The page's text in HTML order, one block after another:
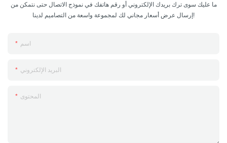
ما عليك سوى ترك بريدك الإلكتروني أو رقم هاتفك في نموذج الاتصال حتى نتمكن من
إرسال عرض أسعار مجاني لك لمجموعة واسعة من التصاميم لدينا!
اسم
البريد الإلكتروني
المحتوى